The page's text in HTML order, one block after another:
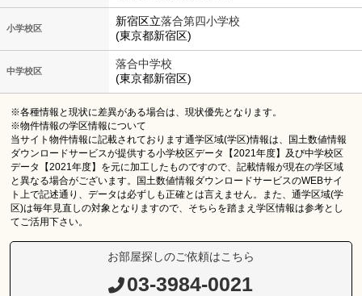
小学校区
新宿区立落合第四小学校
(東京都新宿区)
中学校区
落合中学校
(東京都新宿区)
※各種情報と現状に差異がある場合は、現状優先となります。
※物件情報の学区情報について
当サイト物件情報に記載されております通学区域(学区)情報は、国土数値情報
ダウンロードサービスが提供する小学校区データ【2021年度】及び中学校区
データ【2021年度】を元に加工したものですので、記載情報が現在の学区域
と異なる場合がございます。国土数値情報ダウンロードサービスのWEBサイ
ト上で記述通り、データは必ずしも正確とは言えません。また、通学区域(学
区)は毎年見直しの対象となりますので、そちらを踏まえ学区情報は参考とし
てご活用下さい。
お部屋探しのご依頼はこちら
03-3984-0021